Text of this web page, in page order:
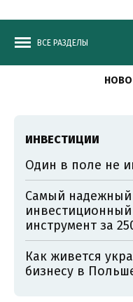
ВСЕ РАЗДЕЛЫ
ИНВЕСТИЦИИ
Один в поле не
Самый надежный
инвестиционный
инструмент за
Как живется
бизнесу в